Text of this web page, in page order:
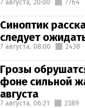
7 августа, 20:00 7764
Синоптик
следует
7 августа, 08:00 2438
Грозы
фоне сильной
августа
7 августа, 06:21 2389